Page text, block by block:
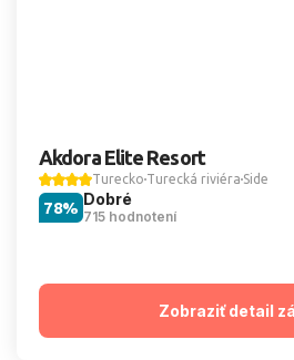
Akdora Elite Resort
Turecko Turecká riviéra Side
Dobré
715 hodnotení
78%
Zobraziť detail